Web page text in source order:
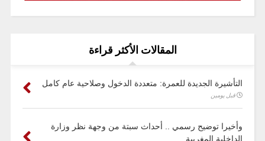
المقالات الأكثر قراءة
التأشيرة الجديدة للعمرة: متعددة الدخول وصلاحية عام كامل
قبل يومين
وأخيرا توضيح رسمي .. أحداث سبتة من وجهة نظر وزارة
الداخلية المغربية